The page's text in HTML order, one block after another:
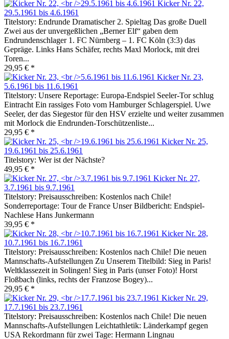
Kicker Nr. 22,
29.5.1961 bis 4.6.1961
Titelstory: Endrunde Dramatischer 2. Spieltag Das große Duell
Zwei aus der unvergeßlichen „Berner Elf“ gaben dem
Endrundenschlager 1. FC Nürnberg – 1. FC Köln (3:3) das
Gepräge. Links Hans Schäfer, rechts Maxl Morlock, mit drei
Toren...
29,95 € *
Kicker Nr. 23,
5.6.1961 bis 11.6.1961
Titelstory: Unsere Reportage: Europa-Endspiel Seeler-Tor schlug
Eintracht Ein rassiges Foto vom Hamburger Schlagerspiel. Uwe
Seeler, der das Siegestor für den HSV erzielte und weiter zusammen
mit Morlock die Endrunden-Torschützenliste...
29,95 € *
Kicker Nr. 25,
19.6.1961 bis 25.6.1961
Titelstory: Wer ist der Nächste?
49,95 € *
Kicker Nr. 27,
3.7.1961 bis 9.7.1961
Titelstory: Preisausschreiben: Kostenlos nach Chile!
Sonderreportage: Tour de France Unser Bildbericht: Endspiel-
Nachlese Hans Junkermann
39,95 € *
Kicker Nr. 28,
10.7.1961 bis 16.7.1961
Titelstory: Preisausschreiben: Kostenlos nach Chile! Die neuen
Mannschafts-Aufstellungen Zu Unserem Titelbild: Sieg in Paris!
Weltklassezeit in Solingen! Sieg in Paris (unser Foto)! Horst
Floßbach (links, rechts der Franzose Bogey)...
29,95 € *
Kicker Nr. 29,
17.7.1961 bis 23.7.1961
Titelstory: Preisausschreiben: Kostenlos nach Chile! Die neuen
Mannschafts-Aufstellungen Leichtathletik: Länderkampf gegen
USA Rekordmann für zwei Tage: Hermann Lingnau